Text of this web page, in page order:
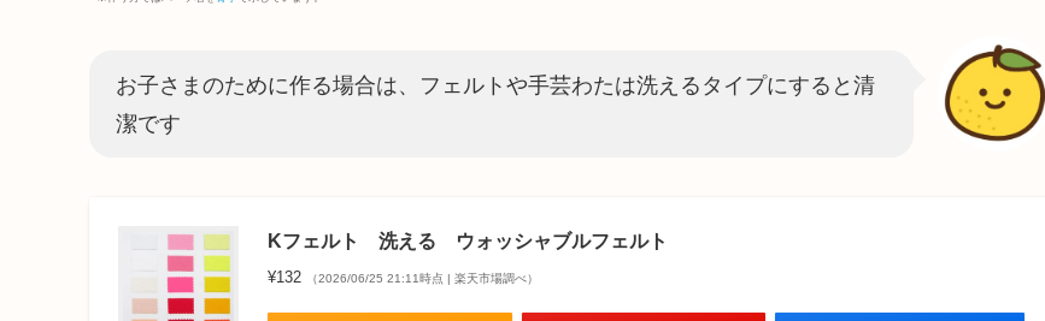
お子さまのために作る場合は、フェルトや手芸わたは洗えるタイプにすると清
潔です
Kフェルト 洗える ウォッシャブルフェルト
¥132 （2026/06/25 21:11時点 | 楽天市場調べ）